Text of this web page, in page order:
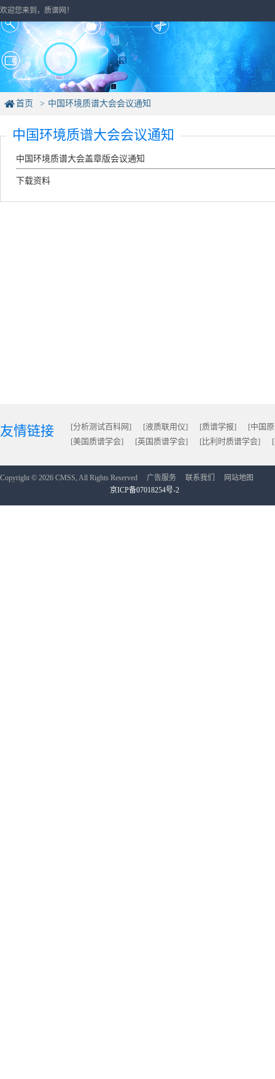
欢迎您来到，质谱网！
首页 中国环境质谱大会会议通知
中国环境质谱大会会议通知
中国环境质谱大会盖章版会议通知
下载资料
友情链接 [分析测试百科网] [液质联用仪] [质谱学报]
[中国
[美国质谱学会]
[英国质谱学会] [比利时质谱学会]
Copyright © 2026 CMSS, All Rights Reserved 广告服务 联系我们
网站地图
京ICP备07018254号-2